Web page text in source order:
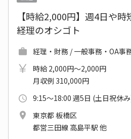
【時給2,000円】週4日や
経理のオシゴト
経理・財務 / 一般事務・OA事
時給 2,000円～2,000円
月収例 310,000円
9:15～18:00 週5日 (土日祝休
東京都 板橋区
都営三田線 高島平駅 他